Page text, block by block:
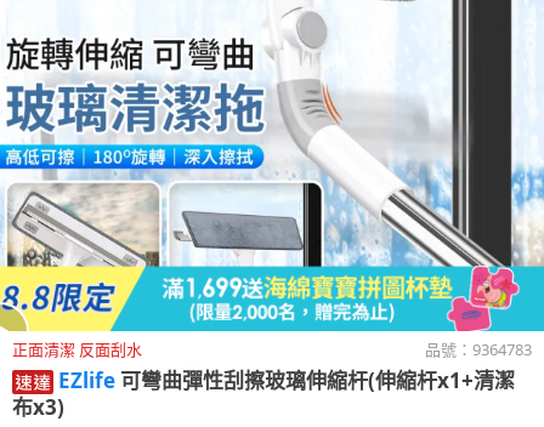
正面清潔 反面刮水 品號： 9364783
EZlife 可彎曲彈性刮擦玻璃伸縮杆(伸縮杆x1+清潔
布x3)